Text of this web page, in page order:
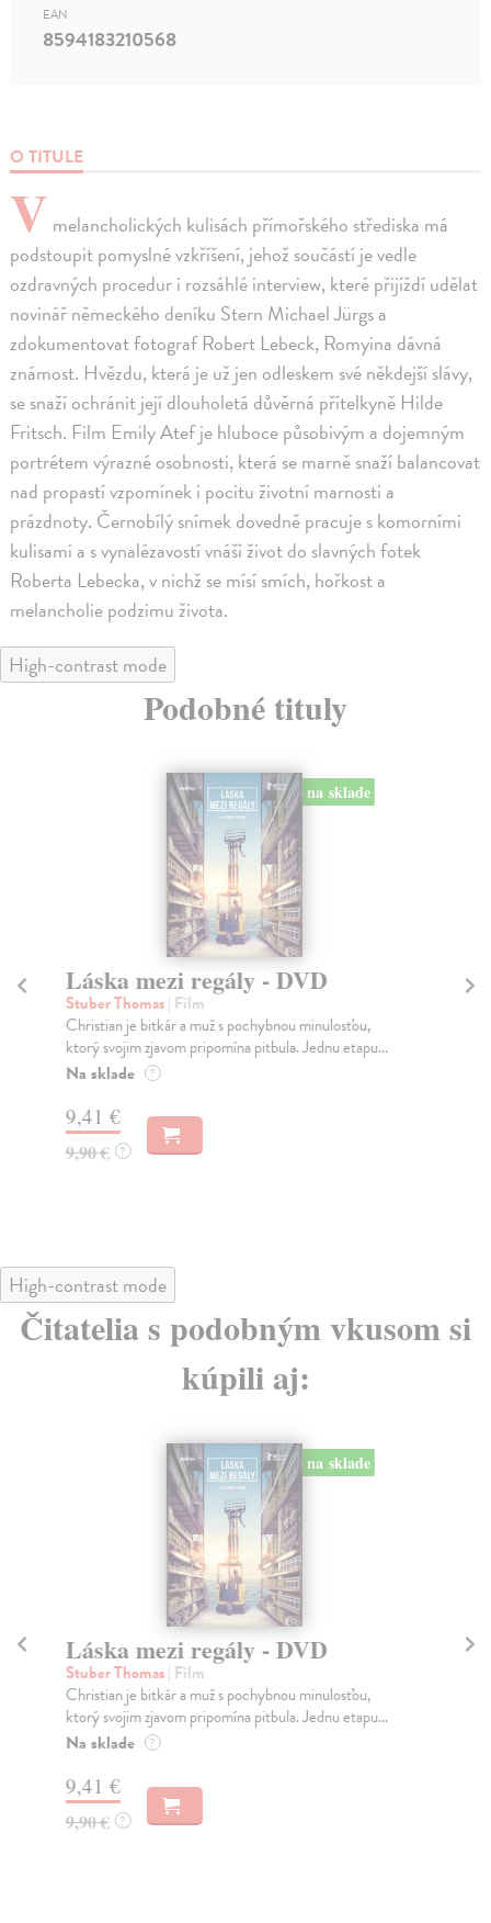
O TITULE
V melancholických kulisách přímořského střediska má
podstoupit pomyslné vzkříšení, jehož součástí je vedle
ozdravných procedur i rozsáhlé interview, které přijíždí udělat
novinář německého deníku Stern Michael Jürgs a
zdokumentovat fotograf Robert Lebeck, Romyina dávná
známost. Hvězdu, která je už jen odleskem své někdejší slávy,
se snaží ochránit její dlouholetá důvěrná přítelkyně Hilde
Fritsch. Film Emily Atef je hluboce působivým a dojemným
portrétem výrazné osobnosti, která se marně snaží balancovat
nad propastí vzpomínek i pocitu životní marnosti a
prázdnoty. Černobílý snímek dovedně pracuje s komorními
kulisami a s vynalézavostí vnáší život do slavných fotek
Roberta Lebecka, v nichž se mísí smích, hořkost a
melancholie podzimu života.
EAN
8594183210568
High-contrast mode
Podobné tituly
na sklade
Láska mezi regály - DVD
Stuber Thomas| Film
Christian je bitkár a muž s pochybnou minulosťou,
ktorý svojim zjavom pripomína pitbula. Jednu etapu...
Na sklade ?
9,41 €
9,90 € ?
High-contrast mode
Čitatelia s podobným vkusom si
kúpili aj:
na sklade
Láska mezi regály - DVD
Stuber Thomas| Film
Christian je bitkár a muž s pochybnou minulosťou,
ktorý svojim zjavom pripomína pitbula. Jednu etapu...
Na sklade ?
9,41 €
9,90 € ?